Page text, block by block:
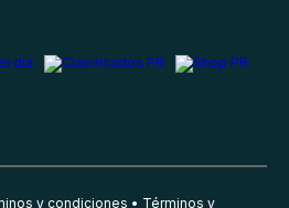
y condiciones
Términos y